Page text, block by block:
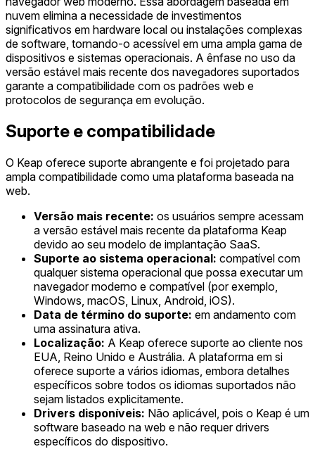
nuvem elimina a necessidade de investimentos
significativos em hardware local ou instalações complexas
de software, tornando-o acessível em uma ampla gama de
dispositivos e sistemas operacionais. A ênfase no uso da
versão estável mais recente dos navegadores suportados
garante a compatibilidade com os padrões web e
protocolos de segurança em evolução.
Suporte e compatibilidade
O Keap oferece suporte abrangente e foi projetado para
ampla compatibilidade como uma plataforma baseada na
web.
Versão mais recente: os usuários sempre acessam
a versão estável mais recente da plataforma Keap
devido ao seu modelo de implantação SaaS.
Suporte ao sistema operacional: compatível com
qualquer sistema operacional que possa executar um
navegador moderno e compatível (por exemplo,
Windows, macOS, Linux, Android, iOS).
Data de término do suporte: em andamento com
uma assinatura ativa.
Localização: A Keap oferece suporte ao cliente nos
EUA, Reino Unido e Austrália. A plataforma em si
oferece suporte a vários idiomas, embora detalhes
específicos sobre todos os idiomas suportados não
sejam listados explicitamente.
Drivers disponíveis: Não aplicável, pois o Keap é um
software baseado na web e não requer drivers
específicos do dispositivo.